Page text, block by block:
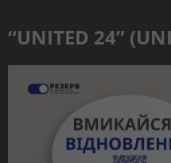
“UNITED 24”